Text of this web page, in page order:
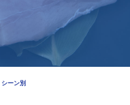
シーン別